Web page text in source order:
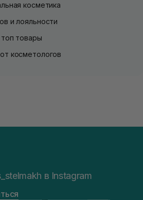
косметика
и лояльности
товары
косметологов
в Instagram